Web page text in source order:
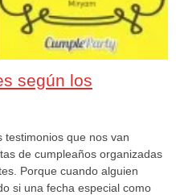
según los
testimonios que nos van
de cumpleaños organizadas
Porque cuando alguien
si una fecha especial como